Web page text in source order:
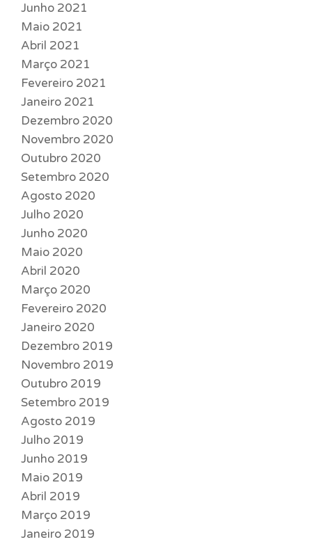
Junho 2021
Maio 2021
Abril 2021
Março 2021
Fevereiro 2021
Janeiro 2021
Dezembro 2020
Novembro 2020
Outubro 2020
Setembro 2020
Agosto 2020
Julho 2020
Junho 2020
Maio 2020
Abril 2020
Março 2020
Fevereiro 2020
Janeiro 2020
Dezembro 2019
Novembro 2019
Outubro 2019
Setembro 2019
Agosto 2019
Julho 2019
Junho 2019
Maio 2019
Abril 2019
Março 2019
Janeiro 2019